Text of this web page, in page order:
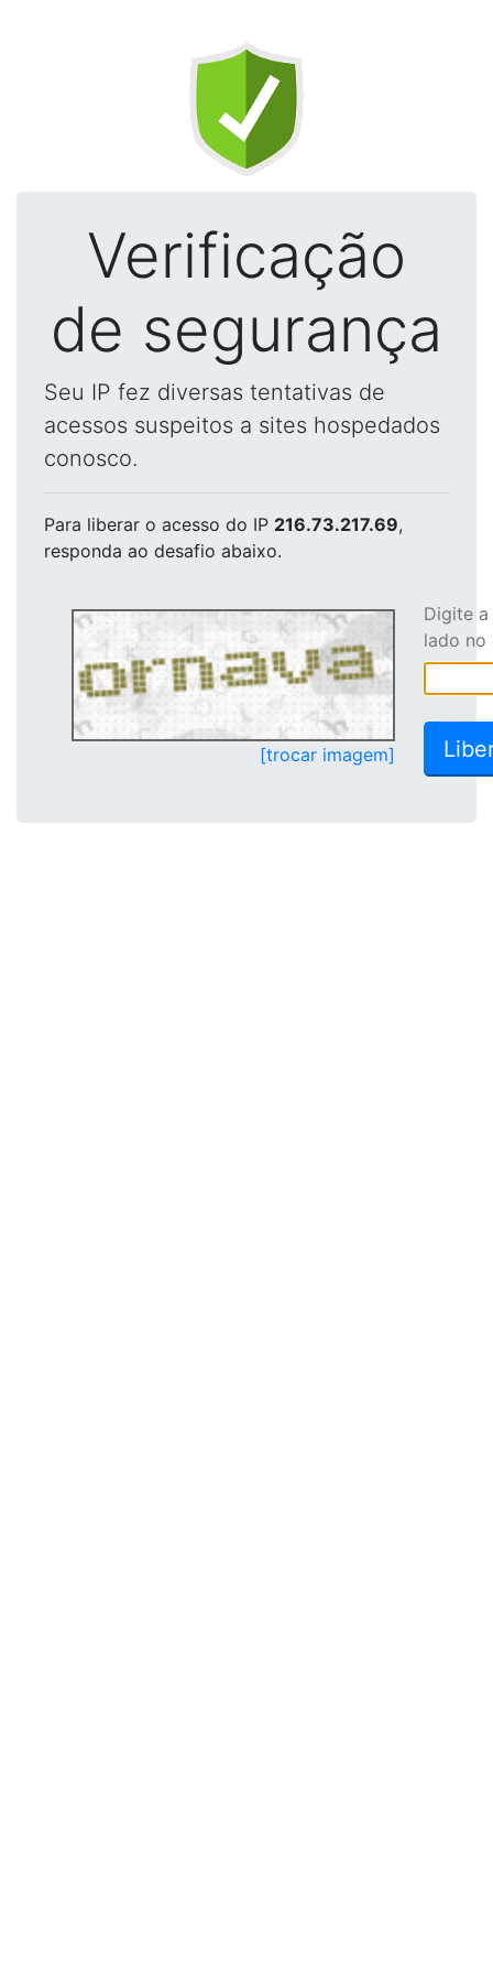
Verificação
de segurança
Seu IP fez diversas tentativas de
acessos suspeitos a sites hospedados
conosco.
Para liberar o acesso do IP 216.73.217.69,
responda ao desafio abaixo.
[trocar imagem]
Digite
lado no